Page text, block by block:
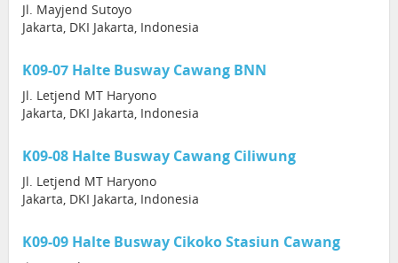
Jl. Mayjend Sutoyo
Jakarta, DKI Jakarta, Indonesia
K09-07 Halte Busway Cawang BNN
Jl. Letjend MT Haryono
Jakarta, DKI Jakarta, Indonesia
K09-08 Halte Busway Cawang Ciliwung
Jl. Letjend MT Haryono
Jakarta, DKI Jakarta, Indonesia
K09-09 Halte Busway Cikoko Stasiun Cawang